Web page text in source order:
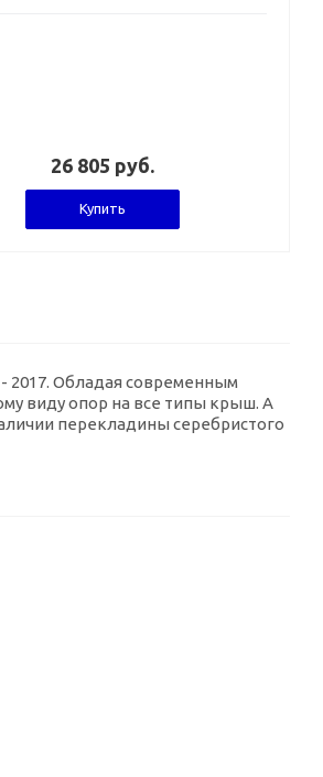
26 805 руб.
Купить
2017. Обладая современным
виду опор на все типы крыш. А
перекладины серебристого